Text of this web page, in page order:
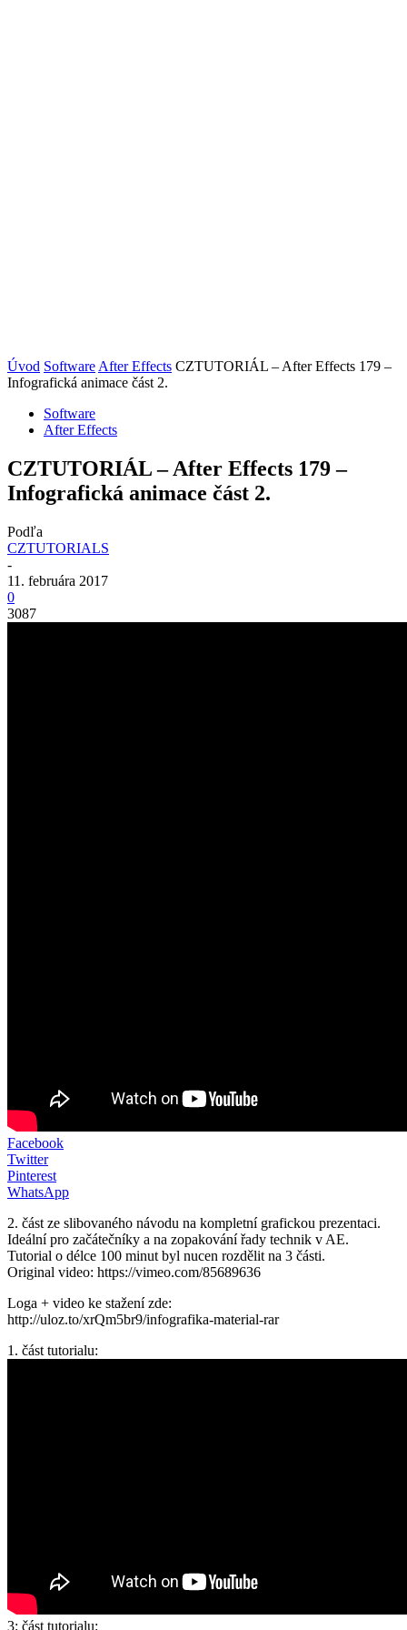
Úvod Software After Effects CZTUTORIÁL – After Effects 179 –
Infografická animace část 2.
Software
After Effects
CZTUTORIÁL – After Effects 179 –
Infografická animace část 2.
Podľa
CZTUTORIALS
-
11. februára 2017
0
3087
Facebook
Twitter
Pinterest
WhatsApp
2. část ze slibovaného návodu na kompletní grafickou prezentaci.
Ideální pro začátečníky a na zopakování řady technik v AE.
Tutorial o délce 100 minut byl nucen rozdělit na 3 části.
Original video: https://vimeo.com/85689636
Loga + video ke stažení zde:
http://uloz.to/xrQm5br9/infografika-material-rar
1. část tutorialu:
3: část tutorialu: